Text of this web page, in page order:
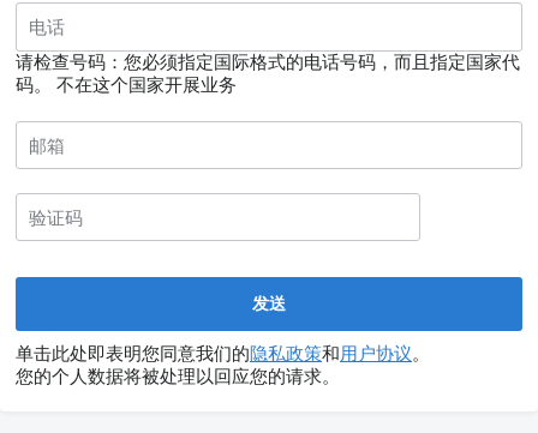
请检查号码：您必须指定国际格式的电话号码，而且指定国家代
码。
不在这个国家开展业务
单击此处即表明您同意我们的隐私政策和用户协议。
您的个人数据将被处理以回应您的请求。